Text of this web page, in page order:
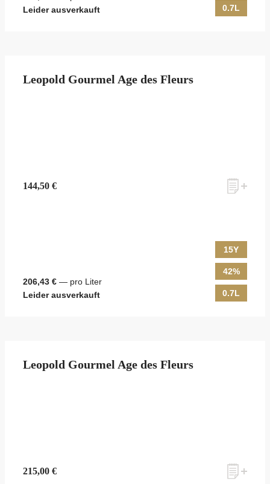
Leider ausverkauft
0.7L
Leopold Gourmel Age des Fleurs
144,50 €
206,43 € — pro Liter
Leider ausverkauft
15Y
42%
0.7L
Leopold Gourmel Age des Fleurs
215,00 €